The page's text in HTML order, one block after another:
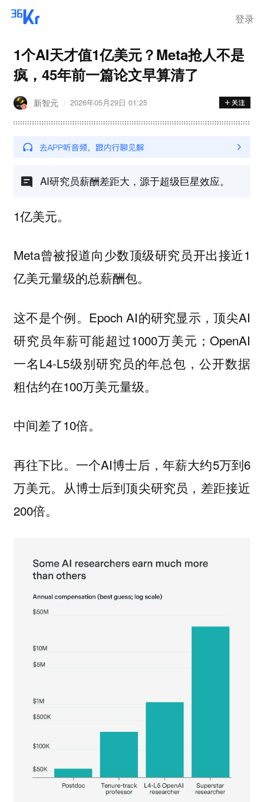
登录
1个AI天才值1亿美元？Meta抢人不是
疯，45年前一篇论文早算清了
新智元 2026年05月29日 01:25
AI研究员薪酬差距大，源于超级巨星效应。
1亿美元。
Meta曾被报道向少数顶级研究员开出接近1
亿美元量级的总薪酬包。
这不是个例。Epoch AI的研究显示，顶尖AI
研究员年薪可能超过1000万美元；OpenAI
一名L4-L5级别研究员的年总包，公开数据
粗估约在100万美元量级。
中间差了10倍。
再往下比。一个AI博士后，年薪大约5万到6
万美元。从博士后到顶尖研究员，差距接近
200倍。